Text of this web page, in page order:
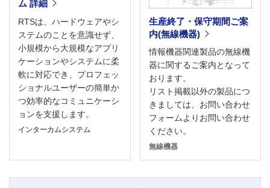
ム 詳細
RTSは、ハードウェアやシ
ステムのことを意識せず、
小規模から大規模なアプリ
ケーションやシステムに柔
軟に対応でき、プロフェッ
ショナルユーザーの簡単か
つ効率的なコミュニケーシ
ョンを支援します。
インターカムシステム
生産終了・保守期間ご案
内(無線機器)
情報機器関連製品の無線機
器に関するご案内となって
おります。
リスト掲載以外の製品につ
きましては、お問い合わせ
フォームよりお問い合わせ
ください。
無線機器